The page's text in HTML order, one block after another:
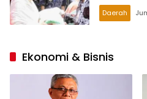
Daerah
Ekonomi & Bisnis